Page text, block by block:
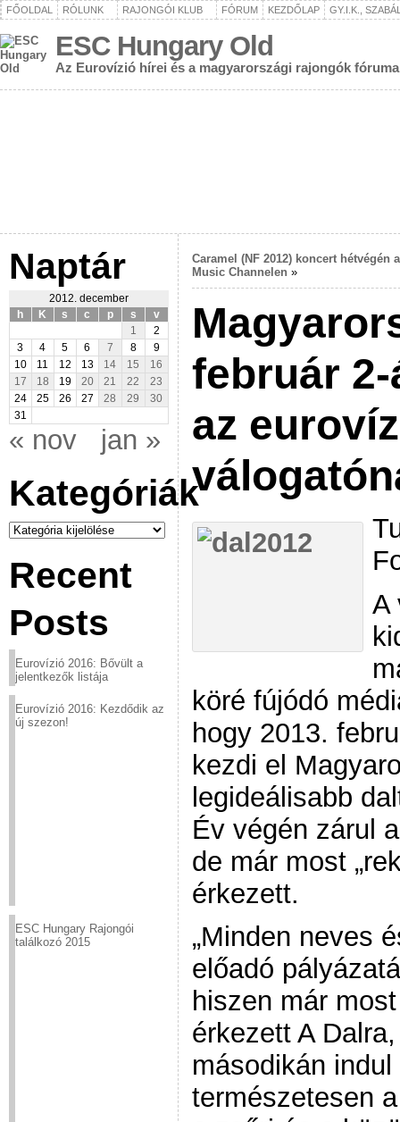
FŐOLDAL RÓLUNK RAJONGÓI KLUB FÓRUM KEZDŐLAP GY.I.K.,
ESC Hungary Old
Az Eurovízió hírei és a magyarországi rajongók fóruma
Naptár
2012. december
h
K s c p s
v
1
2
3
4 5 6 7 8
9
10
11 12 13 14 15
16
17
18 19 20 21 22
23
24
25 26 27 28 29
30
31
« nov jan »
Kategóriák
Kategóriák
Recent
Posts
Eurovízió 2016: Bővült a
jelentkezők listája
Eurovízió 2016: Kezdődik az
új szezon!
ESC Hungary Rajongói
találkozó 2015
Caramel (NF 2012) koncert hétvégén a
Music Channelen »
február
az
A
köré fújódó
hogy 2013.
kezdi el
legideálisabb
Év végén zárul
de már most
érkezett.
„Minden neves
előadó
hiszen már
érkezett A
másodikán
természetesen